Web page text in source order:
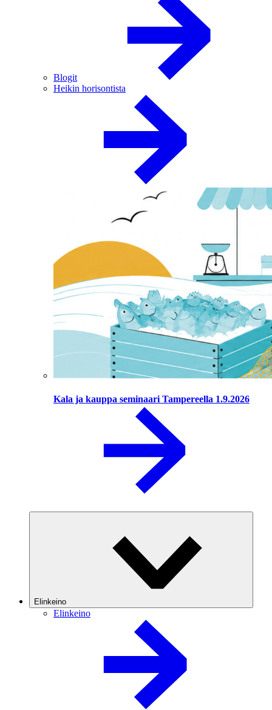
Blogit
Heikin horisontista
Kala ja kauppa seminaari Tampereella 1.9.2026
Elinkeino
Elinkeino